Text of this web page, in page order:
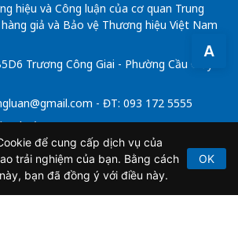
A
hiệu và Công luận của cơ quan Trung
giả và Bảo vệ Thương hiệu Việt Nam
Trương Công Giai - Phường Cầu Giấy -
- ĐT: 093 172 5555
Thuận
báo chí điện tử số 64/GP-BTTTT do Bộ
cấp ngày 21/2/2020.
để cung cấp dịch vụ của
trải nghiệm của bạn. Bằng cách
bạn đã đồng ý với điều này.
OK